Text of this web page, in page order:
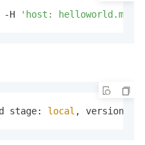
-H 'host:
stage: local , version: